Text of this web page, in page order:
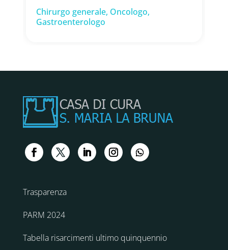
Chirurgo generale, Oncologo,
Gastroenterologo
Trasparenza
PARM 2024
Tabella risarcimenti ultimo quinquennio